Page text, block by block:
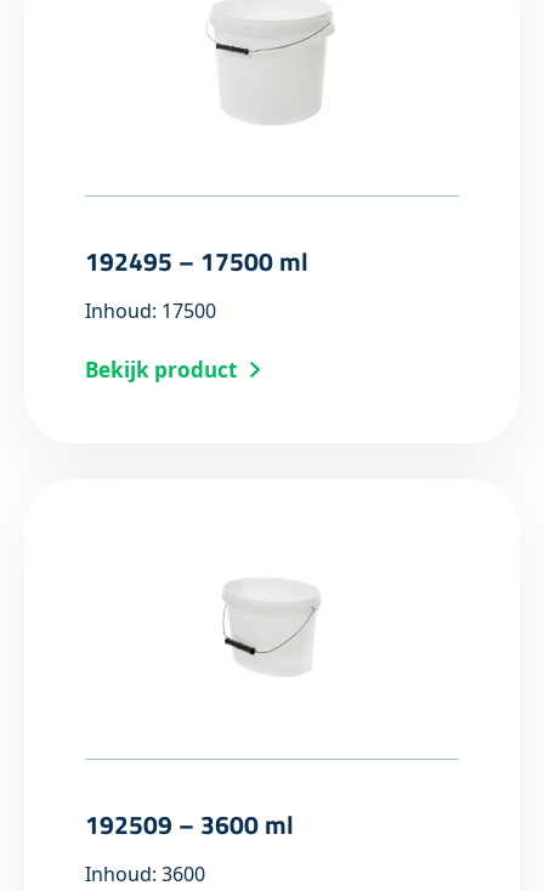
192495 – 17500 ml
Inhoud: 17500
Bekijk product
192509 – 3600 ml
Inhoud: 3600